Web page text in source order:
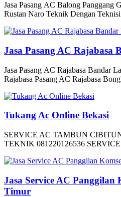
Jasa Pasang AC Balong Panggang
Rustan Naro Teknik Dengan
Jasa Pasang AC Rajabasa
Jasa Pasang AC Rajabasa Bandar
Rajabasa Pasang AC Rajabasa
Tukang Ac Online Bekasi
SERVICE AC TAMBUN
TEKNIK 081220126536
Jasa Service AC Panggilan
Timur